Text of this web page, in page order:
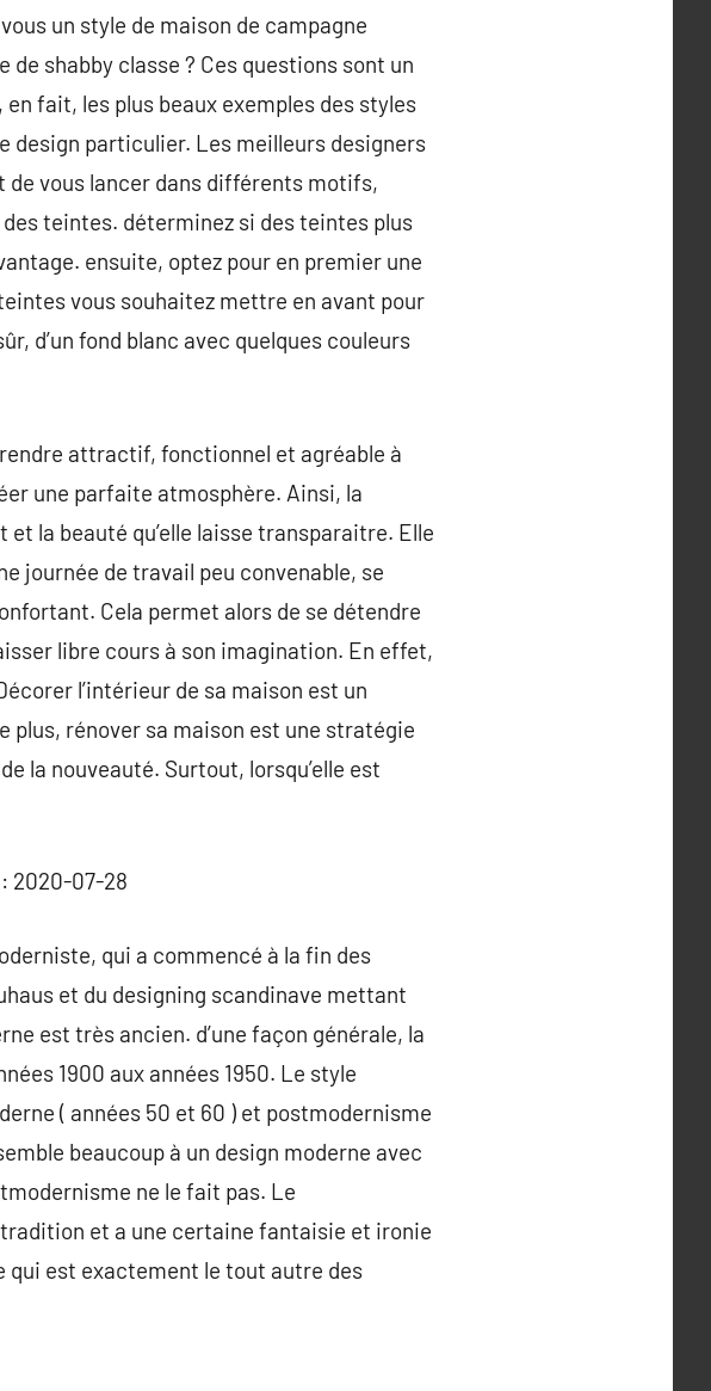
un style de maison de campagne
shabby classe ? Ces questions sont un
fait, les plus beaux exemples des styles
design particulier. Les meilleurs designers
de vous lancer dans différents motifs,
teintes. déterminez si des teintes plus
ensuite, optez pour en premier une
vous souhaitez mettre en avant pour
d’un fond blanc avec quelques couleurs
attractif, fonctionnel et agréable à
une parfaite atmosphère. Ainsi, la
la beauté qu’elle laisse transparaitre. Elle
journée de travail peu convenable, se
Cela permet alors de se détendre
libre cours à son imagination. En effet,
l’intérieur de sa maison est un
plus, rénover sa maison est une stratégie
la nouveauté. Surtout, lorsqu’elle est
2020-07-28
qui a commencé à la fin des
et du designing scandinave mettant
est très ancien. d’une façon générale, la
1900 aux années 1950. Le style
( années 50 et 60 ) et postmodernisme
beaucoup à un design moderne avec
ne le fait pas. Le
et a une certaine fantaisie et ironie
qui est exactement le tout autre des